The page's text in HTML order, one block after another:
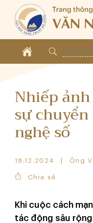
Nhiếp
sự
nghệ số
18.12.2024 Ông
Chia sẻ
Khi cuộc cách
tác động sâu